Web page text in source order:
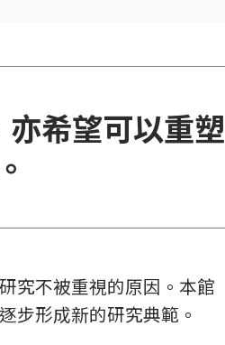
希望可以重塑
究不被重視的原因。本館
步形成新的研究典範。